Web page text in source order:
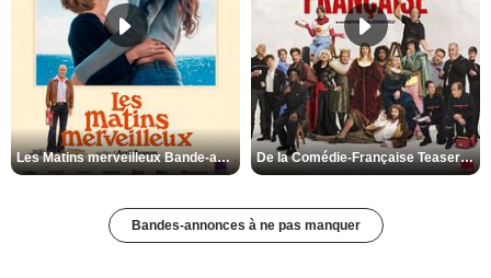
Les Matins merveilleux Bande-annonce VF De la Comédie-Française Teaser VF
Bandes-annonces à ne pas manquer